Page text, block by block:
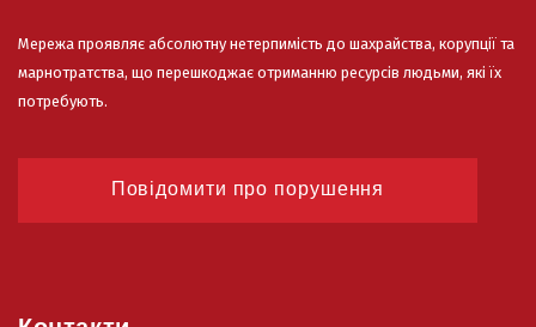
Мережа проявляє абсолютну нетерпимість до шахрайства, корупції та
марнотратства, що перешкоджає отриманню ресурсів людьми, які їх
потребують.
Повідомити про порушення